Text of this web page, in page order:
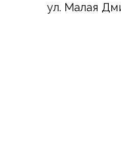
ул. Малая